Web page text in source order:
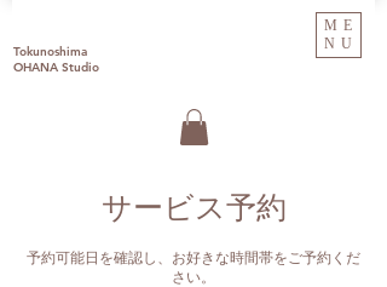
Tokunoshima
OHANA Studio
ME
NU
サービス予約
予約可能日を確認し、お好きな時間帯をご予約くだ
さい。